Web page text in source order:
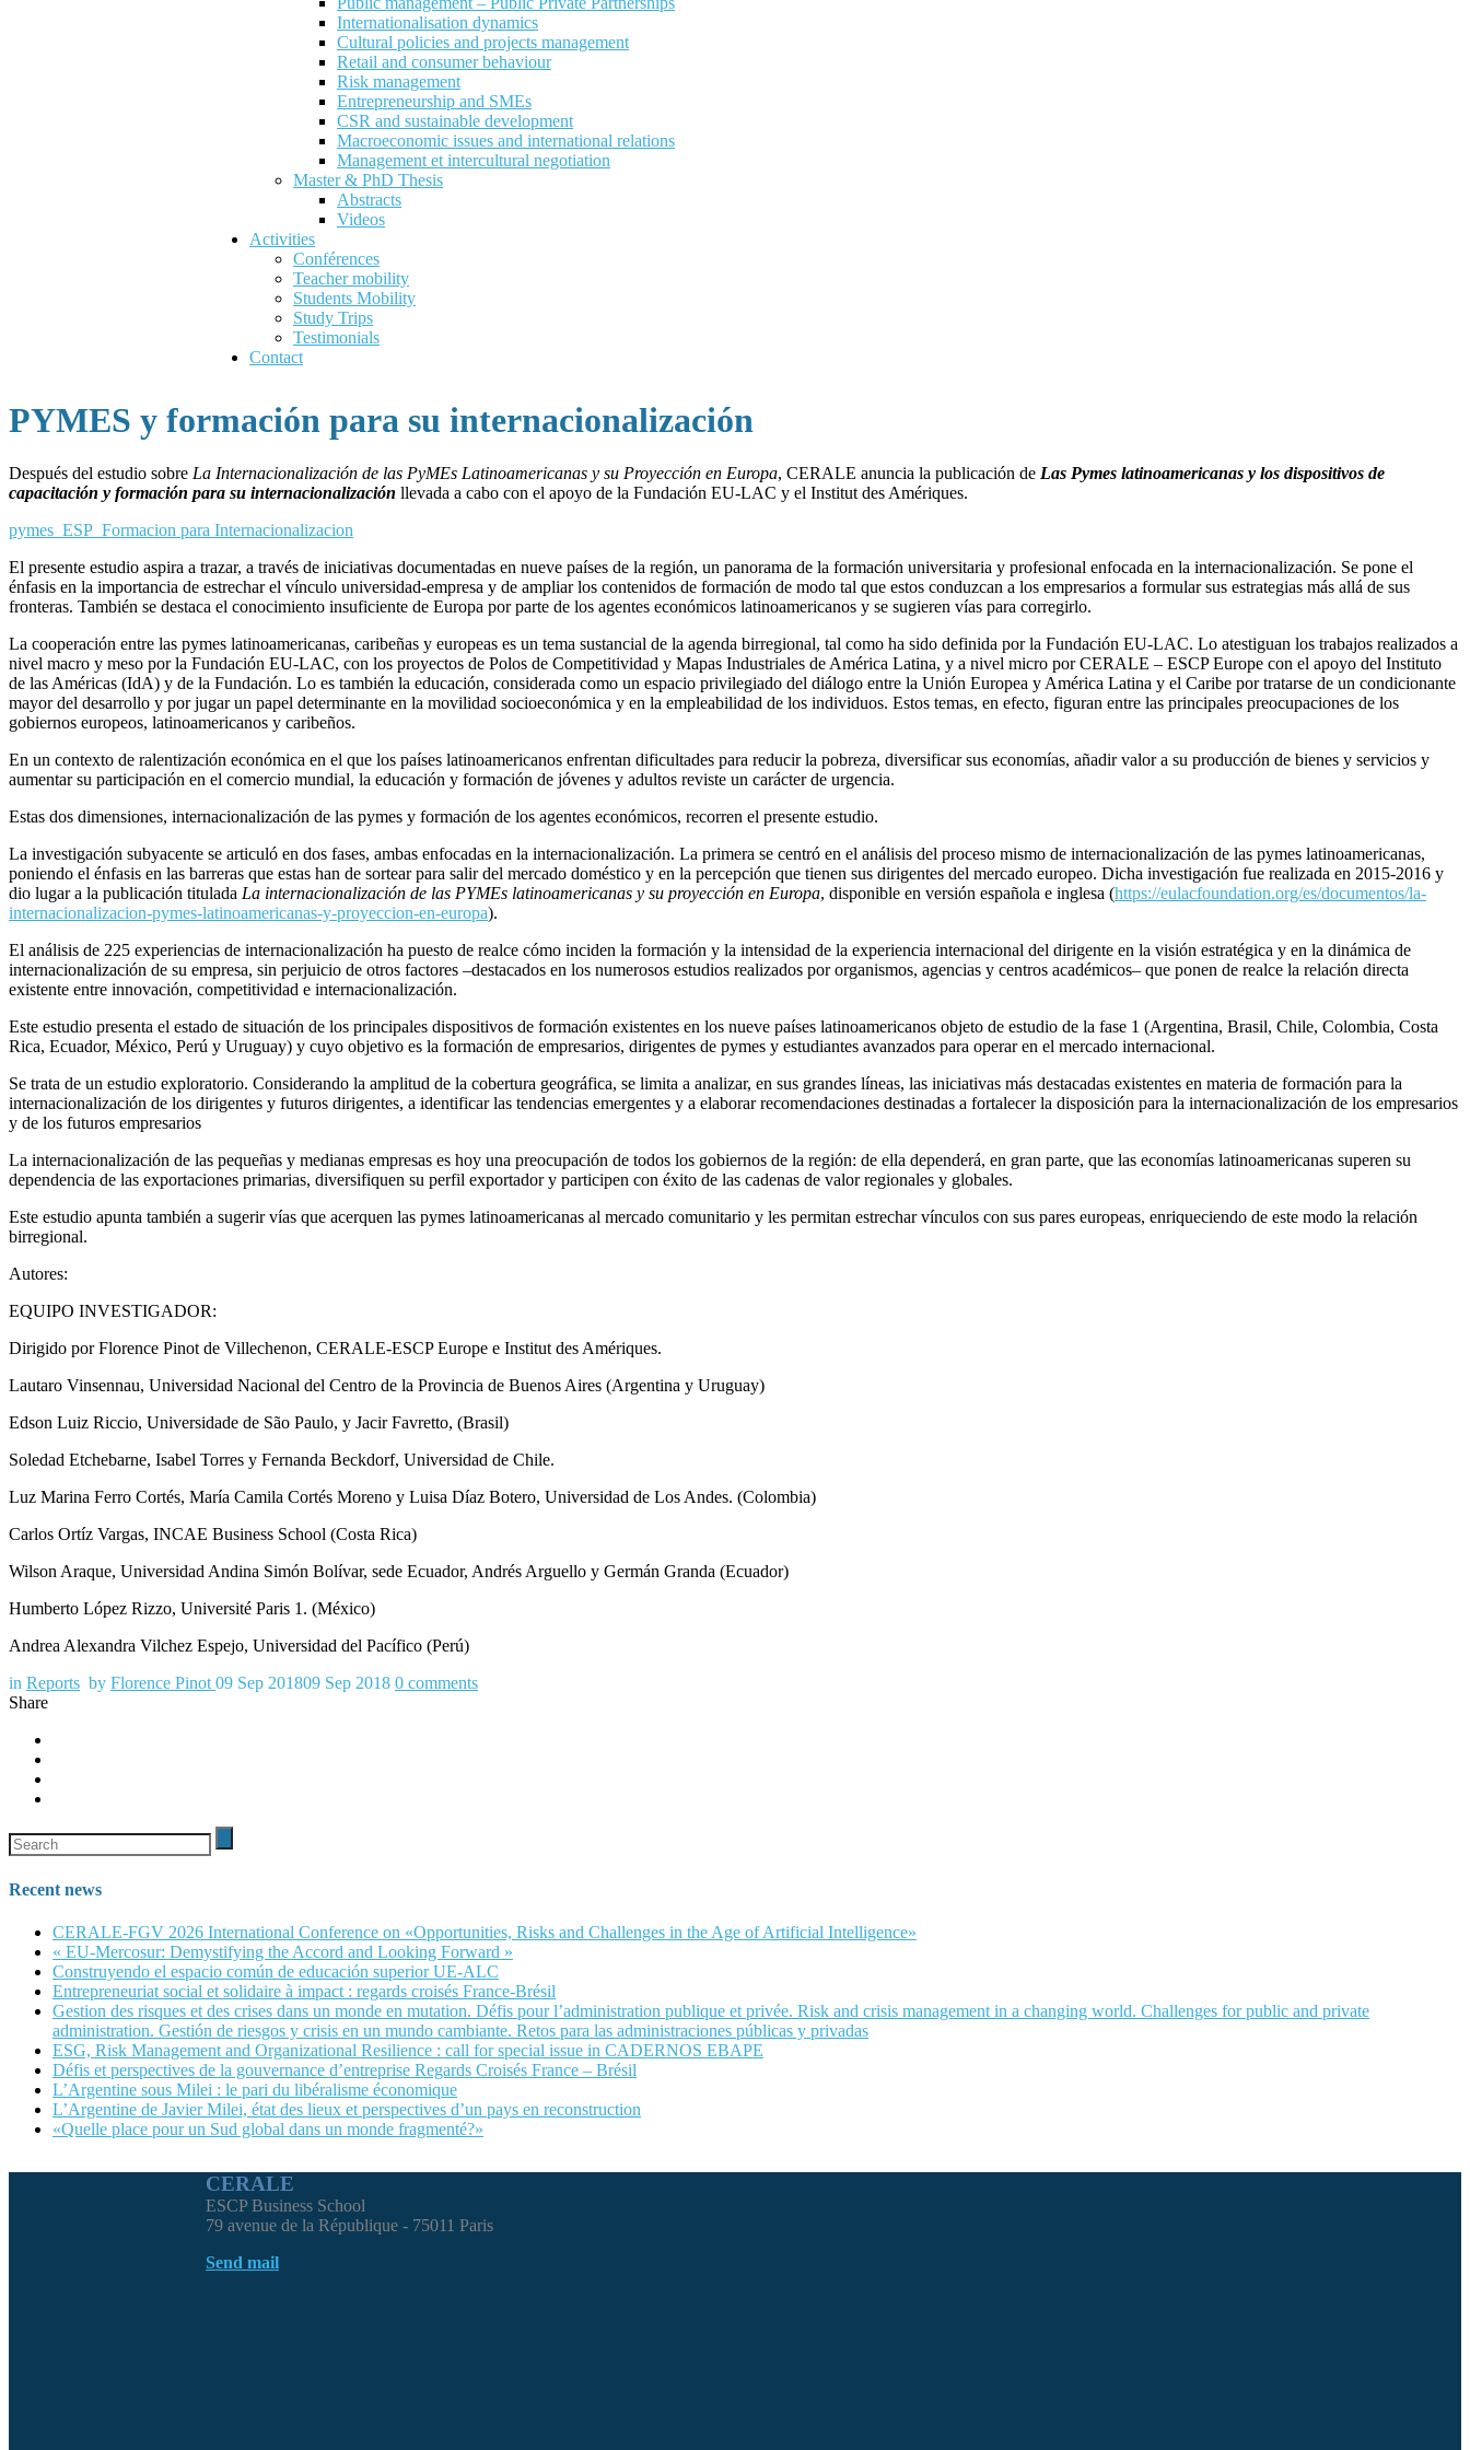
Internationalisation dynamics
Cultural policies and projects management
Retail and consumer behaviour
Risk management
Entrepreneurship and SMEs
CSR and sustainable development
Macroeconomic issues and international relations
Management et intercultural negotiation
Master & PhD Thesis
Abstracts
Videos
Activities
Conférences
Teacher mobility
Students Mobility
Study Trips
Testimonials
Contact
PYMES y formación para su internacionalización
Después del estudio sobre La Internacionalización de las PyMEs Latinoamericanas y su Proyección en Europa, CERALE anuncia la publicación de Las Pymes latinoamericanas y los dispositivos de
capacitación y formación para su internacionalización llevada a cabo con el apoyo de la Fundación EU-LAC y el Institut des Amériques.
pymes_ESP_Formacion para Internacionalizacion
El presente estudio aspira a trazar, a través de iniciativas documentadas en nueve países de la región, un panorama de la formación universitaria y profesional enfocada en la internacionalización. Se pone el
énfasis en la importancia de estrechar el vínculo universidad-empresa y de ampliar los contenidos de formación de modo tal que estos conduzcan a los empresarios a formular sus estrategias más allá de sus
fronteras. También se destaca el conocimiento insuficiente de Europa por parte de los agentes económicos latinoamericanos y se sugieren vías para corregirlo.
La cooperación entre las pymes latinoamericanas, caribeñas y europeas es un tema sustancial de la agenda birregional, tal como ha sido definida por la Fundación EU-LAC. Lo atestiguan los trabajos realizados a
nivel macro y meso por la Fundación EU-LAC, con los proyectos de Polos de Competitividad y Mapas Industriales de América Latina, y a nivel micro por CERALE – ESCP Europe con el apoyo del Instituto
de las Américas (IdA) y de la Fundación. Lo es también la educación, considerada como un espacio privilegiado del diálogo entre la Unión Europea y América Latina y el Caribe por tratarse de un condicionante
mayor del desarrollo y por jugar un papel determinante en la movilidad socioeconómica y en la empleabilidad de los individuos. Estos temas, en efecto, figuran entre las principales preocupaciones de los
gobiernos europeos, latinoamericanos y caribeños.
En un contexto de ralentización económica en el que los países latinoamericanos enfrentan dificultades para reducir la pobreza, diversificar sus economías, añadir valor a su producción de bienes y servicios y
aumentar su participación en el comercio mundial, la educación y formación de jóvenes y adultos reviste un carácter de urgencia.
Estas dos dimensiones, internacionalización de las pymes y formación de los agentes económicos, recorren el presente estudio.
La investigación subyacente se articuló en dos fases, ambas enfocadas en la internacionalización. La primera se centró en el análisis del proceso mismo de internacionalización de las pymes latinoamericanas,
poniendo el énfasis en las barreras que estas han de sortear para salir del mercado doméstico y en la percepción que tienen sus dirigentes del mercado europeo. Dicha investigación fue realizada en 2015-2016 y
dio lugar a la publicación titulada La internacionalización de las PYMEs latinoamericanas y su proyección en Europa, disponible en versión española e inglesa (https://eulacfoundation.org/es/documentos/la-
internacionalizacion-pymes-latinoamericanas-y-proyeccion-en-europa).
El análisis de 225 experiencias de internacionalización ha puesto de realce cómo inciden la formación y la intensidad de la experiencia internacional del dirigente en la visión estratégica y en la dinámica de
internacionalización de su empresa, sin perjuicio de otros factores –destacados en los numerosos estudios realizados por organismos, agencias y centros académicos– que ponen de realce la relación directa
existente entre innovación, competitividad e internacionalización.
Este estudio presenta el estado de situación de los principales dispositivos de formación existentes en los nueve países latinoamericanos objeto de estudio de la fase 1 (Argentina, Brasil, Chile, Colombia, Costa
Rica, Ecuador, México, Perú y Uruguay) y cuyo objetivo es la formación de empresarios, dirigentes de pymes y estudiantes avanzados para operar en el mercado internacional.
Se trata de un estudio exploratorio. Considerando la amplitud de la cobertura geográfica, se limita a analizar, en sus grandes líneas, las iniciativas más destacadas existentes en materia de formación para la
internacionalización de los dirigentes y futuros dirigentes, a identificar las tendencias emergentes y a elaborar recomendaciones destinadas a fortalecer la disposición para la internacionalización de los empresarios
y de los futuros empresarios
La internacionalización de las pequeñas y medianas empresas es hoy una preocupación de todos los gobiernos de la región: de ella dependerá, en gran parte, que las economías latinoamericanas superen su
dependencia de las exportaciones primarias, diversifiquen su perfil exportador y participen con éxito de las cadenas de valor regionales y globales.
Este estudio apunta también a sugerir vías que acerquen las pymes latinoamericanas al mercado comunitario y les permitan estrechar vínculos con sus pares europeas, enriqueciendo de este modo la relación
birregional.
Autores:
EQUIPO INVESTIGADOR:
Dirigido por Florence Pinot de Villechenon, CERALE-ESCP Europe e Institut des Amériques.
Lautaro Vinsennau, Universidad Nacional del Centro de la Provincia de Buenos Aires (Argentina y Uruguay)
Edson Luiz Riccio, Universidade de São Paulo, y Jacir Favretto, (Brasil)
Soledad Etchebarne, Isabel Torres y Fernanda Beckdorf, Universidad de Chile.
Luz Marina Ferro Cortés, María Camila Cortés Moreno y Luisa Díaz Botero, Universidad de Los Andes. (Colombia)
Carlos Ortíz Vargas, INCAE Business School (Costa Rica)
Wilson Araque, Universidad Andina Simón Bolívar, sede Ecuador, Andrés Arguello y Germán Granda (Ecuador)
Humberto López Rizzo, Université Paris 1. (México)
Andrea Alexandra Vilchez Espejo, Universidad del Pacífico (Perú)
in Reports by Florence Pinot09 Sep 201809 Sep 2018 0 comments
Share
Recent news
CERALE-FGV 2026 International Conference on «Opportunities, Risks and Challenges in the Age of Artificial Intelligence»
« EU-Mercosur: Demystifying the Accord and Looking Forward »
Construyendo el espacio común de educación superior UE-ALC
Entrepreneuriat social et solidaire à impact : regards croisés France-Brésil
Gestion des risques et des crises dans un monde en mutation. Défis pour l’administration publique et privée. Risk and crisis management in a changing world. Challenges for public and private
administration. Gestión de riesgos y crisis en un mundo cambiante. Retos para las administraciones públicas y privadas
ESG, Risk Management and Organizational Resilience : call for special issue in CADERNOS EBAPE
Défis et perspectives de la gouvernance d’entreprise Regards Croisés France – Brésil
L’Argentine sous Milei : le pari du libéralisme économique
L’Argentine de Javier Milei, état des lieux et perspectives d’un pays en reconstruction
«Quelle place pour un Sud global dans un monde fragmenté?»
CERALE
ESCP Business School
79 avenue de la République - 75011 Paris
Send mail